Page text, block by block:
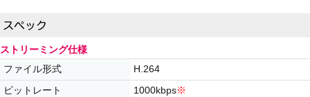
ストリーミング仕様
ファイル形式 H.264
ビットレート 1000kbps※